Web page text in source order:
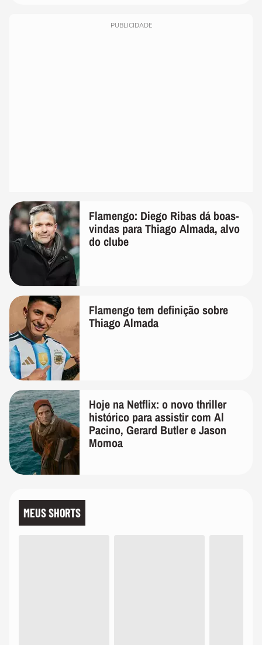
PUBLICIDADE
Flamengo: Diego Ribas dá boas-
vindas para Thiago Almada, alvo
do clube
Flamengo tem definição sobre
Thiago Almada
Hoje na Netflix: o novo thriller
histórico para assistir com Al
Pacino, Gerard Butler e Jason
Momoa
MEUS SHORTS